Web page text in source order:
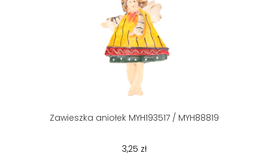
Zawieszka aniołek MYH193517 / MYH88819
3,25 zł